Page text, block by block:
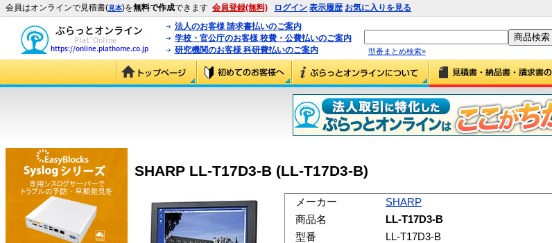
会員はオンラインで見積書(見本)を無料で作成できます 会員登録(無料) ログイン 表示履歴 お気に入りを見る
法人のお客様 請求書払いのご案内
学校・官公庁のお客様 校費・公費払いのご案内
研究機関のお客様 科研費払いのご案内
型番まとめ検索»
SHARP LL-T17D3-B (LL-T17D3-B)
メーカー
SHARP
商品名
LL-T17D3-B
型番
LL-T17D3-B